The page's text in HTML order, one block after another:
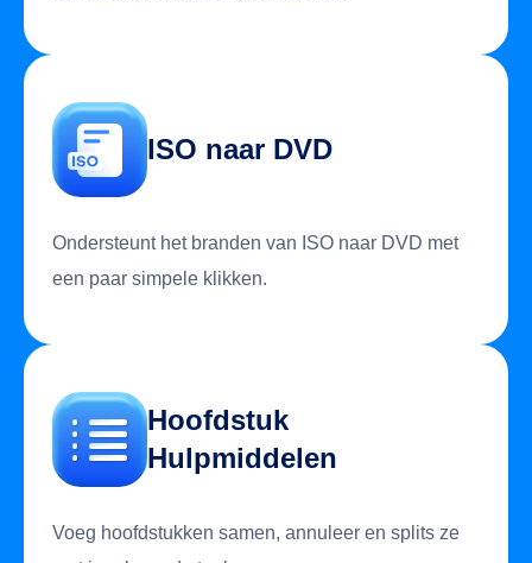
ISO naar DVD
Ondersteunt het branden van ISO naar DVD met
een paar simpele klikken.
Hoofdstuk
Hulpmiddelen
Voeg hoofdstukken samen, annuleer en splits ze